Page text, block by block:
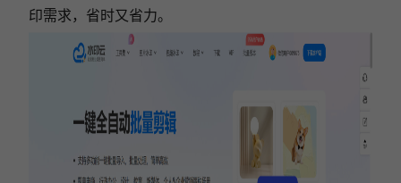
印需求，省时又省力。